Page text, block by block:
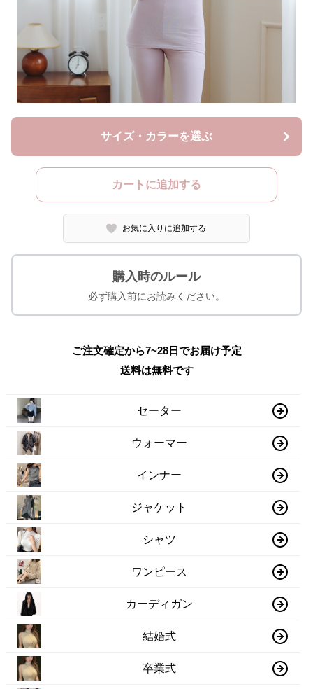
サイズ・カラーを選ぶ
カートに追加する
お気に入りに追加する
購入時のルール
必ず購入前にお読みください。
ご注文確定から7~28日でお届け予定
送料は無料です
セーター
ウォーマー
インナー
ジャケット
シャツ
ワンピース
カーディガン
結婚式
卒業式